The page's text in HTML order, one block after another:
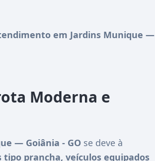
em Jardins Munique —
Moderna e
— Goiânia - GO se deve à
prancha, veículos equipados